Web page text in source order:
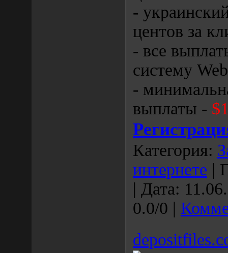
-
центов за
- все
систему
-
выплаты -
Категория:
интернете |
| Дата:
0.0/0 |